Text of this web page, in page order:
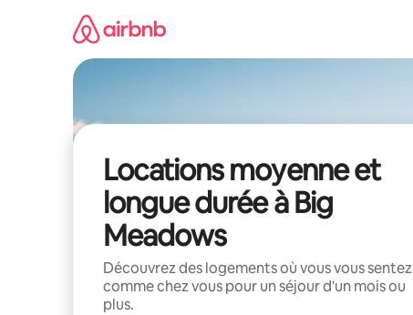
Locations moyenne et
longue durée à Big
Meadows
Découvrez des logements où vous vous sentez
comme chez vous pour un séjour d'un mois ou
plus.